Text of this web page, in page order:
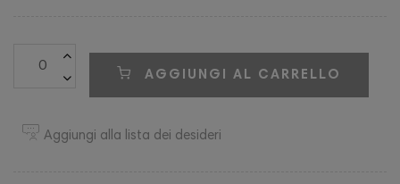
AGGIUNGI AL CARRELLO
Aggiungi alla lista dei desideri